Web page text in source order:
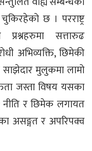
छ । परराष्ट्र
सत्तारुढ
अभिव्यक्ति, छिमेकी
मुलुकमा लामो
जस्ता विषय यसका
नीति र छिमेक लगायत
असङ्गत र अपरिपक्व